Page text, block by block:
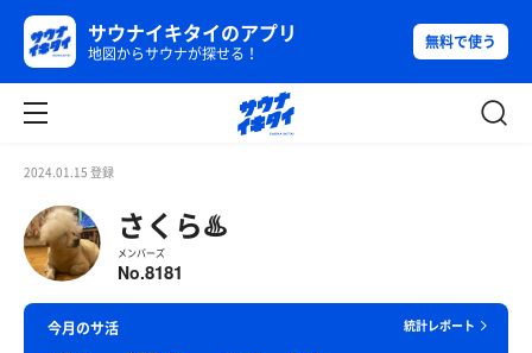
サウナイキタイのアプリ
地図からサウナが探せる！
無料で使う
2024.01.15 登録
さくら♨️
メンバーズ
No.8181
統計レポート
今月のサ活